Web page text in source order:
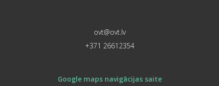
ovt@ovt.lv
+371 26612354
Google maps navigācijas saite